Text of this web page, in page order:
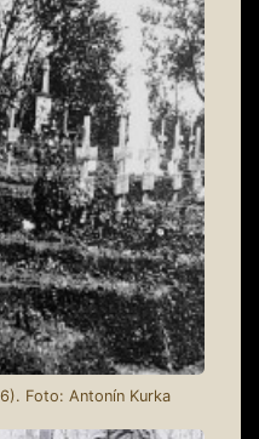
Foto: Antonín Kurka